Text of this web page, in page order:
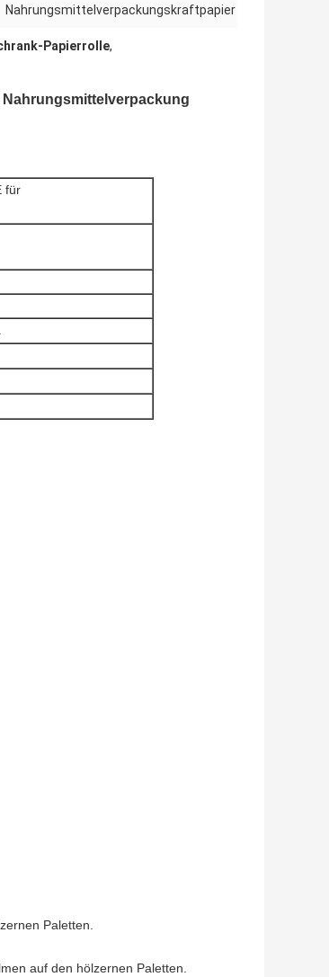
Nahrungsmittelverpackungskraftpapier
Papierrolle,
Nahrungsmittelverpackung
für
Paletten.
auf den hölzernen Paletten.